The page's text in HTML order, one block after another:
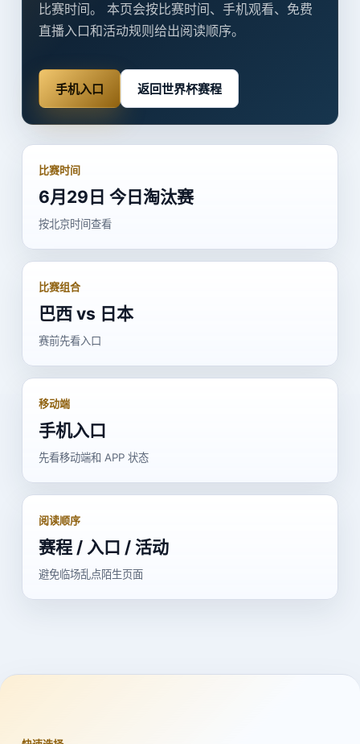
比赛时间。 本页会按比赛时间、手机观看、免费
直播入口和活动规则给出阅读顺序。
手机入口 返回世界杯赛程
比赛时间
6月29日 今日淘汰赛
按北京时间查看
比赛组合
巴西 vs 日本
赛前先看入口
移动端
手机入口
先看移动端和 APP 状态
阅读顺序
赛程 / 入口 / 活动
避免临场乱点陌生页面